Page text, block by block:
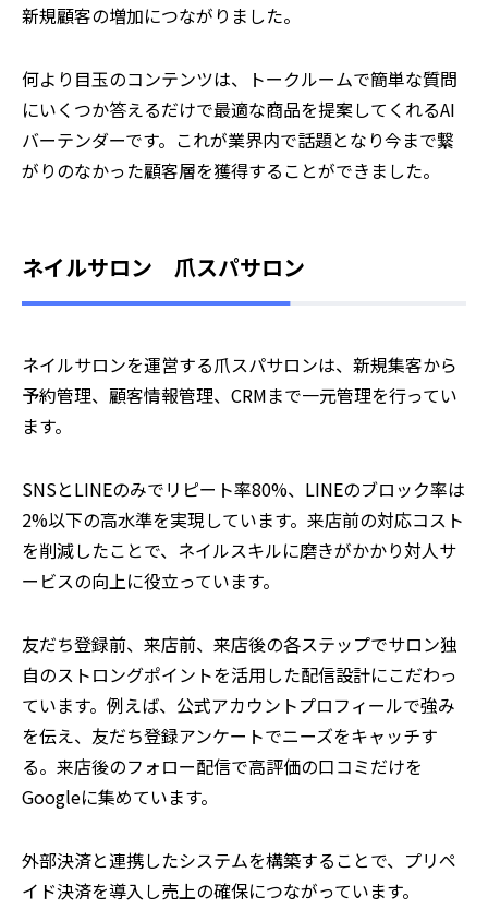
新規顧客の増加につながりました。
何より目玉のコンテンツは、トークルームで簡単な質問
にいくつか答えるだけで最適な商品を提案してくれるAI
バーテンダーです。これが業界内で話題となり今まで繋
がりのなかった顧客層を獲得することができました。
ネイルサロン 爪スパサロン
ネイルサロンを運営する爪スパサロンは、新規集客から
予約管理、顧客情報管理、CRMまで一元管理を行ってい
ます。
SNSとLINEのみでリピート率80%、LINEのブロック率は
2%以下の高水準を実現しています。来店前の対応コスト
を削減したことで、ネイルスキルに磨きがかかり対人サ
ービスの向上に役立っています。
友だち登録前、来店前、来店後の各ステップでサロン独
自のストロングポイントを活用した配信設計にこだわっ
ています。例えば、公式アカウントプロフィールで強み
を伝え、友だち登録アンケートでニーズをキャッチす
る。来店後のフォロー配信で高評価の口コミだけを
Googleに集めています。
外部決済と連携したシステムを構築することで、プリペ
イド決済を導入し売上の確保につながっています。